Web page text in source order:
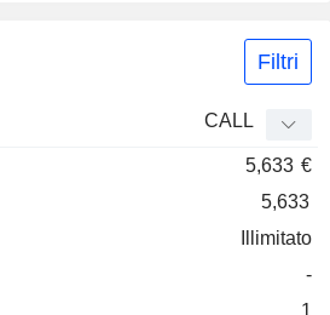
Filtri
Elasticità
Parità
CALL
5,633 €
5,633
Illimitato
-